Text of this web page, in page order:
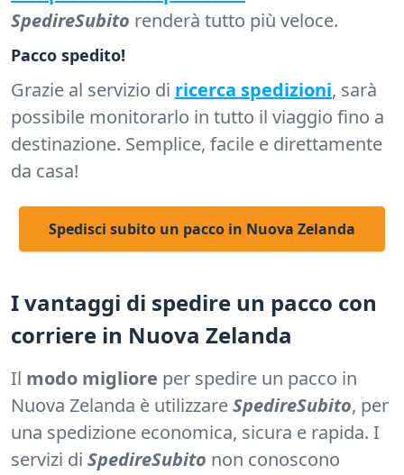
SpedireSubito renderà tutto più veloce.
Pacco spedito!
Grazie al servizio di ricerca spedizioni, sarà
possibile monitorarlo in tutto il viaggio fino a
destinazione. Semplice, facile e direttamente
da casa!
Spedisci subito un pacco in Nuova Zelanda
I vantaggi di spedire un pacco con
corriere in Nuova Zelanda
Il modo migliore per spedire un pacco in
Nuova Zelanda è utilizzareSpedireSubito, per
una spedizione economica, sicura e rapida. I
servizi di SpedireSubito non conoscono